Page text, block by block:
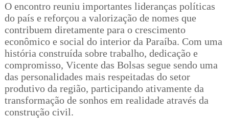
O encontro reuniu importantes lideranças políticas
do país e reforçou a valorização de nomes que
contribuem diretamente para o crescimento
econômico e social do interior da Paraíba. Com uma
história construída sobre trabalho, dedicação e
compromisso, Vicente das Bolsas segue sendo uma
das personalidades mais respeitadas do setor
produtivo da região, participando ativamente da
transformação de sonhos em realidade através da
construção civil.